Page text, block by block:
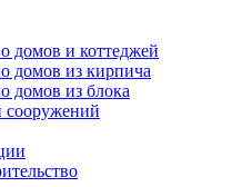
домов и коттеджей
домов из кирпича
домов из блока
сооружений